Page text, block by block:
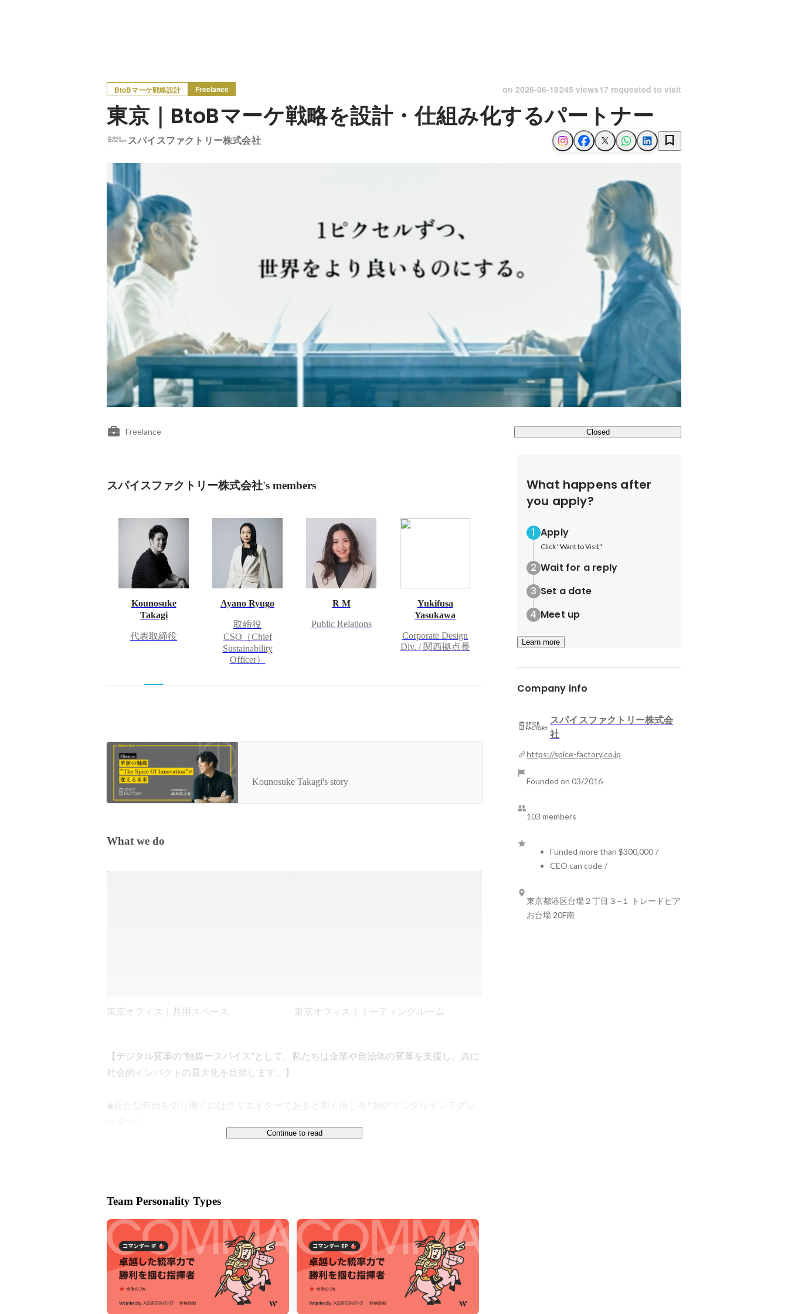
BtoBマーケ戦略設計 Freelance on 2026-06-18245 views17 requested to visit
東京｜BtoBマーケ戦略を設計・仕組み化するパートナー
スパイスファクトリー株式会社
Freelance Closed
スパイスファクトリー株式会社's members
Kounosuke
Takagi
代表取締役
Ayano Ryugo
取締役
CSO（Chief
Sustainability
Officer）
R M
Public Relations
Yukifusa
Yasukawa
Corporate Design
Div. / 関西拠点長
が変える未来
Kounosuke Takagi's story
What we do
東京オフィス｜共用スペース 東京オフィス｜ミーティングルーム
【デジタル変革の”触媒ースパイス”として、私たちは企業や自治体の変革を支援し、共に
社会的インパクトの最大化を目指します。】
◆新たな時代を切り開くのはクリエイターであると固く信じる"360°デジタルインテグレ
---------------------------------------
最新テクノロジー、UIUX、アート、マーケティングなどの技術・メソッドを用いて、モ
ノゴトを素早く、美しく、本質的に再定義し、クライアント企業のデジタルトランスフォ
ーメーション（DX）を支援しています。
◆優先的に取り組む領域 — 独自の経営指標 "Priority5"
---------------------------------------
Continue to read
Team Personality Types
What happens after
you apply?
Apply
Click "Want to Visit"
Wait for a reply
Set a date
Meet up
Learn more
Company info
スパイスファクトリー株式会
社
https://spice-factory.co.jp
Founded on 03/2016
103 members
Funded more than $300,000 /
CEO can code /
東京都港区台場２丁目３−１ トレードピア
お台場 20F南